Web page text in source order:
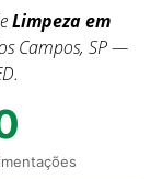
Limpeza em
Campos, SP —